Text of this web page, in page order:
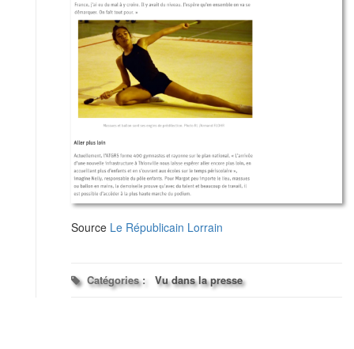
Source Le Républicain Lorrain
Catégories : Vu dans la presse